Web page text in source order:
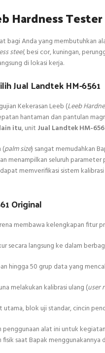
Hardness
bagi Anda yang membutuhkan
steel, besi cor, kuningan,
di lokasi kerja.
Jual Landtek HM-6561
Kekerasan Leeb (Leeb
hantaman dan pantulan
itu, unit Jual Landtek HM-
(palm size) sangat memudahkan
menampilkan seluruh
memverifikasi sistem
Original
membawa kelengkapan fitur
secara langsung ke dalam
hingga 50 grup data yang
melakukan kalibrasi ulang (user
utama, blok uji standar, cincin
alat ini untuk
saat Bapak menggunakannya